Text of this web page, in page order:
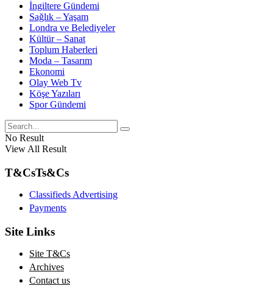
İngiltere Gündemi
Sağlık – Yaşam
Londra ve Belediyeler
Kültür – Sanat
Toplum Haberleri
Moda – Tasarım
Ekonomi
Olay Web Tv
Köşe Yazıları
Spor Gündemi
No Result
View All Result
T&CsTs&Cs
Classifieds Advertising
Payments
Site Links
Site T&Cs
Archives
Contact us